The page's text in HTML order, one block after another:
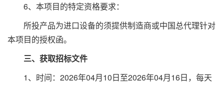
6、本项目的特定资格要求：
所投产品为进口设备的须提供制造商或中国总代理针对
本项目的授权函。
三、获取招标文件
1、时间：2026年04月10日至2026年04月16日，每天